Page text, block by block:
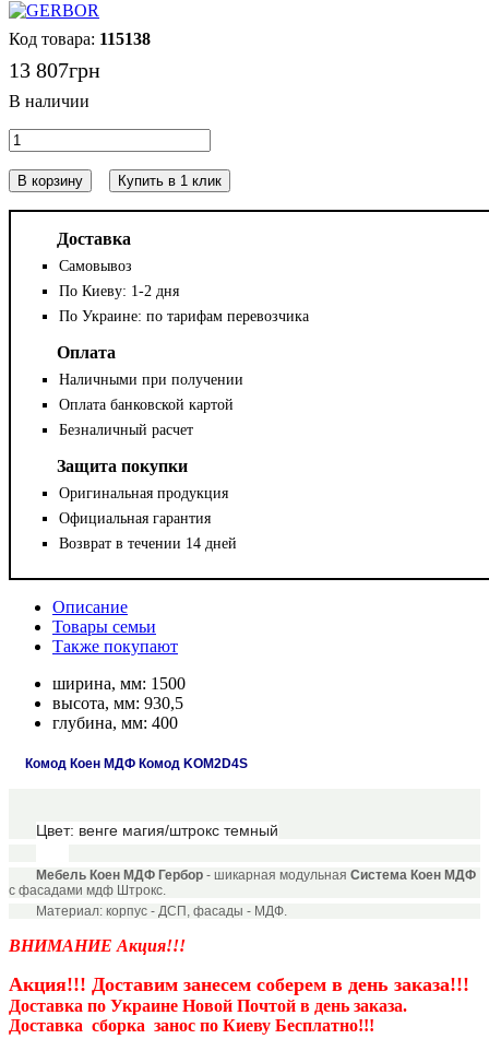
115138
13 807грн
В корзину Купить в 1 клик
Доставка
Самовывоз
По Киеву: 1-2 дня
По Украине: по тарифам перевозчика
Оплата
Наличными при получении
Оплата банковской картой
Безналичный расчет
Защита покупки
Оригинальная продукция
Официальная гарантия
Возврат в течении 14 дней
Описание
Товары семьи
Также покупают
ширина, мм: 1500
высота, мм: 930,5
глубина, мм: 400
Комод Коен МДФ Комод KOM2D4S
Цвет: венге магия/штрокс темный
Мебель Коен МДФ Гербор - шикарная модульнаяСистема Коен МДФ
с фасадами мдф Штрокс.
Материал: корпус - ДСП, фасады - МДФ.
ВНИМАНИЕ Акция!!!
Акция!!! Доставим занесем соберем в день заказа!!!
Доставка по Украине Новой Почтой в день заказа.
Доставка сборка занос по Киеву Бесплатно!!!